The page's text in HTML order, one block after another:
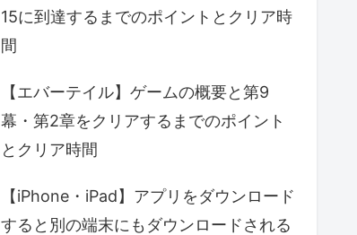
15に到達するまでのポイントとクリア時
間
【エバーテイル】ゲームの概要と第9
幕・第2章をクリアするまでのポイント
とクリア時間
【iPhone・iPad】アプリをダウンロード
すると別の端末にもダウンロードされる